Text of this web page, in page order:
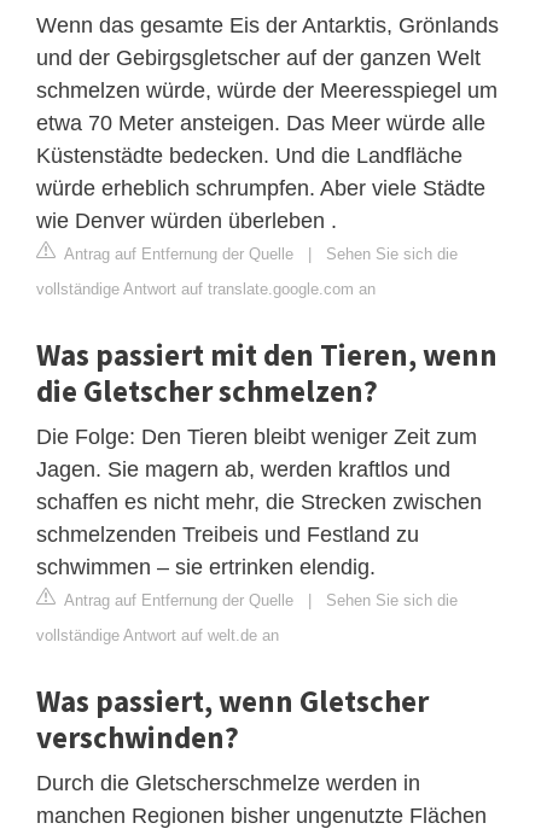
Wenn das gesamte Eis der Antarktis, Grönlands
und der Gebirgsgletscher auf der ganzen Welt
schmelzen würde, würde der Meeresspiegel um
etwa 70 Meter ansteigen. Das Meer würde alle
Küstenstädte bedecken. Und die Landfläche
würde erheblich schrumpfen. Aber viele Städte
wie Denver würden überleben .
Antrag auf Entfernung der Quelle | Sehen Sie sich die
vollständige Antwort auf translate.google.com an
Was passiert mit den Tieren, wenn
die Gletscher schmelzen?
Die Folge: Den Tieren bleibt weniger Zeit zum
Jagen. Sie magern ab, werden kraftlos und
schaffen es nicht mehr, die Strecken zwischen
schmelzenden Treibeis und Festland zu
schwimmen – sie ertrinken elendig.
Antrag auf Entfernung der Quelle | Sehen Sie sich die
vollständige Antwort auf welt.de an
Was passiert, wenn Gletscher
verschwinden?
Durch die Gletscherschmelze werden in
manchen Regionen bisher ungenutzte Flächen